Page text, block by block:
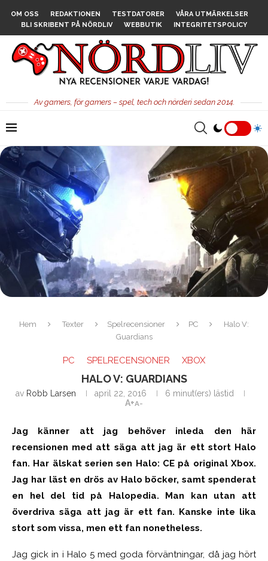
OM OSS REDAKTIONEN TESTDATORER
VÅRA UTMÄRKELSER
BLI SKRIBENT PÅ NÖRDLIV
WEBBUTIK INTEGRITETSPOLICY
Av gamers, för gamers – spel, tech och nörderi sedan 2014.
Hem Texter Spelrecensioner PC
Halo V:
Guardians
PC SPELRECENSIONER XBOX
HALO V: GUARDIANS
av Robb Larsen april 22, 2016
6 minut(ers) lästid
A+A-
Jag känner att jag behöver inleda den här
recensionen med att säga att jag är ett stort Halo
fan. Har älskat serien sen Halo: CE på original Xbox.
Jag har läst en drös av Halo böcker, samt spenderat
en hel del tid på Halopedia. Man kan utan att
överdriva säga att jag är ett fan. Kanske inte lika
stort som vissa, men ett fan nonetheless.
Jag gick in i Halo 5 med goda förväntningar, då jag hört